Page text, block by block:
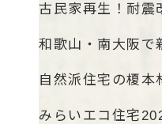
古民家再生！耐震
和歌山・南大阪で
自然派住宅の榎本
みらいエコ住宅